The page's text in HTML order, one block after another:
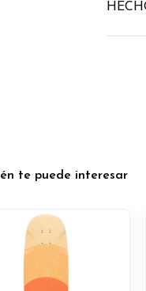
te puede interesar